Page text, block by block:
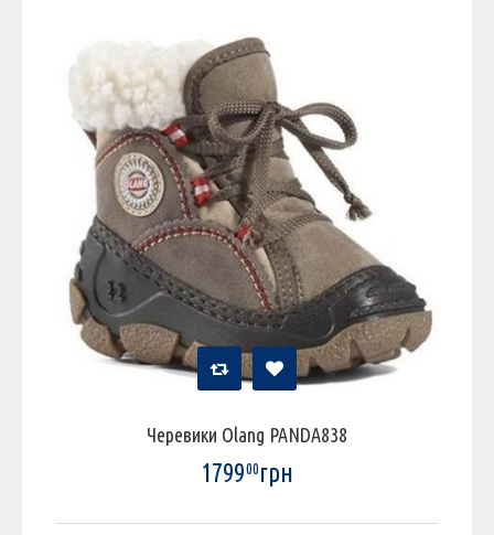
Черевики Olang PANDA838
179900грн